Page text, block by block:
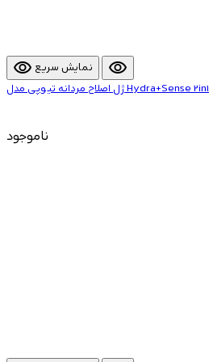
visibility نمایش سریع visibility
ناموجود